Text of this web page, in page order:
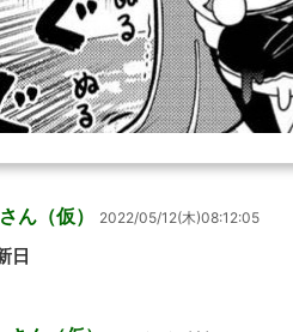
ん（仮） 2022/05/12(木)08:12:05
日